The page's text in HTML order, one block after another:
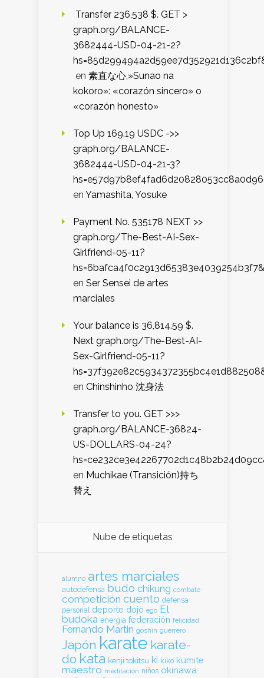
️ Transfer 236,538 $. GET >
graph.org/BALANCE-
3682444-USD-04-21-2?
en 素直な心,»Sunao na
kokoro»: «corazón sincero» o
«corazón honesto»
Top Up 169.19 USDC ->>
graph.org/BALANCE-
3682444-USD-04-21-3?
en Yamashita, Yosuke
Payment No. 535178 NEXT >>
graph.org/The-Best-AI-Sex-
Girlfriend-05-11?
hs=6bafca4f0c2913d65383e4039254b3f7&
en Ser Sensei de artes
marciales
Your balance is 36,814.59 $.
Next graph.org/The-Best-AI-
Sex-Girlfriend-05-11?
en Chinshinho 沈身法
Transfer to you. GET >>>
graph.org/BALANCE-36824-
US-DOLLARS-04-24?
en Muchikae (Transición)持ち
替え
Nube de etiquetas
alumno artes marciales
autodefensa budo chikung combate
competición cuento defensa
personal deporte dojo ego El
budoka energia federación felicidad
Fernando Martin goshin guerrero
Japón karate karate-
do kata kenji tokitsu ki kiko kumite
maestro meditación niños okinawa